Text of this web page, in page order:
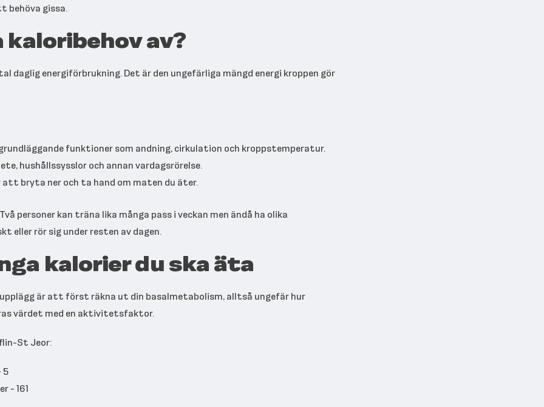
behöva gissa.
av?
energiförbrukning. Det är den ungefärliga mängd energi kroppen gör
funktioner som andning, cirkulation och kroppstemperatur.
hushållssysslor och annan vardagsrörelse.
att bryta ner och ta hand om maten du äter.
personer kan träna lika många pass i veckan men ändå ha olika
eller rör sig under resten av dagen.
kalorier du ska äta
är att först räkna ut din basalmetabolism, alltså ungefär hur
värdet med en aktivitetsfaktor.
St Jeor:
5
- 161